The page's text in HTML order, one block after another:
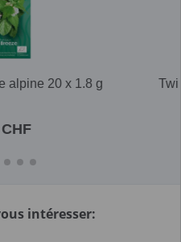
alpine 20 x 1.8 g
intéresser: